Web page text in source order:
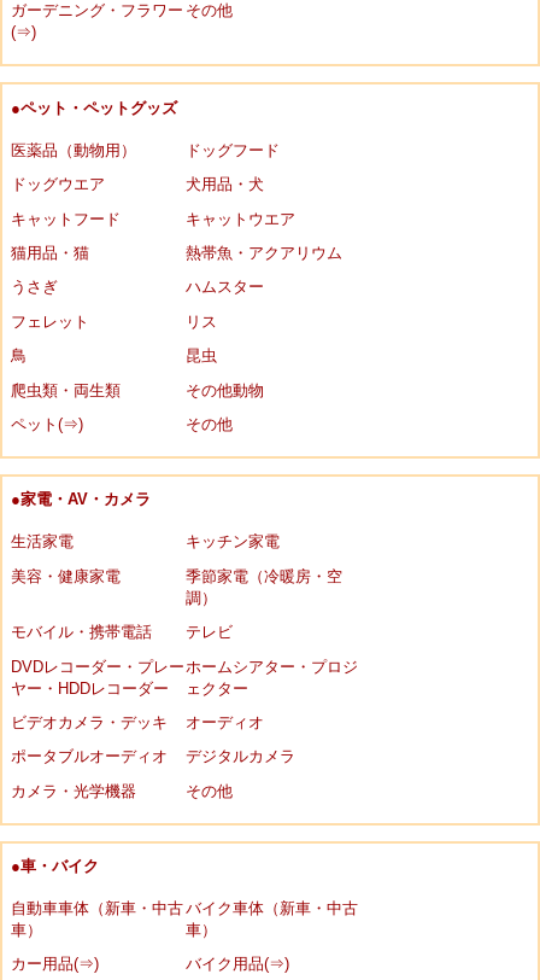
ガーデニング・フラワー
(⇒)
その他
●ペット・ペットグッズ
医薬品（動物用）
ドッグフード
ドッグウエア
犬用品・犬
キャットフード
キャットウエア
猫用品・猫
熱帯魚・アクアリウム
うさぎ
ハムスター
フェレット
リス
鳥
昆虫
爬虫類・両生類
その他動物
ペット(⇒)
その他
●家電・AV・カメラ
生活家電
キッチン家電
美容・健康家電
季節家電（冷暖房・空
調）
モバイル・携帯電話
テレビ
DVDレコーダー・プレー
ヤー・HDDレコーダー
ホームシアター・プロジ
ェクター
ビデオカメラ・デッキ
オーディオ
ポータブルオーディオ
デジタルカメラ
カメラ・光学機器
その他
●車・バイク
自動車車体（新車・中古
車）
バイク車体（新車・中古
車）
カー用品(⇒)
バイク用品(⇒)